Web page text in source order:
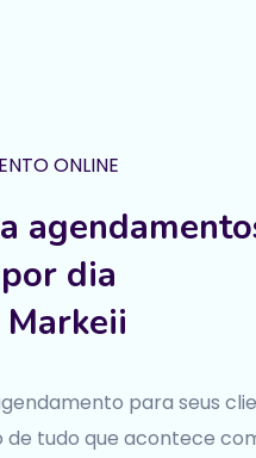
ONLINE
dia
para seus
tudo que acontece